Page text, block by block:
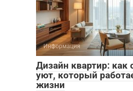
Информация
Дизайн квартир: как
уют, который
жизни